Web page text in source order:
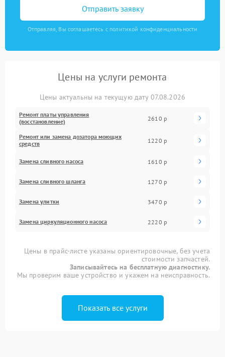
Отправить заявку
Отправляя, Вы соглашаетесь с политикой конфиденциальности
Цены на услуги ремонта
Цены актуальны на текущую дату 07.08.2026
Ремонт платы управления
(восстановление)
2610 р
Ремонт или замена дозатора моющих
средств
1220 р
Замена сливного насоса 1610 р
Замена сливного шланга 1270 р
Замена улитки 3470 р
Замена циркуляционного насоса 2220 р
Цены в прайс-листе указаны ориентировочные, без учета
стоимости запчастей.
Записывайтесь на бесплатную диагностику.
Мы проверим ваше устройство и укажем на неисправность.
Показать все услуги